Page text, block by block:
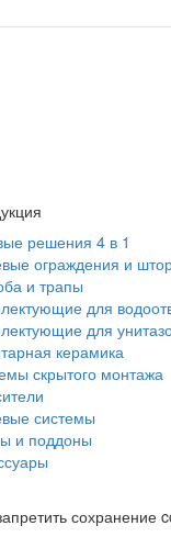
решения 4 в 1
ограждения и
и трапы
для
для
керамика
скрытого монтажа
системы
и поддоны
сохранение